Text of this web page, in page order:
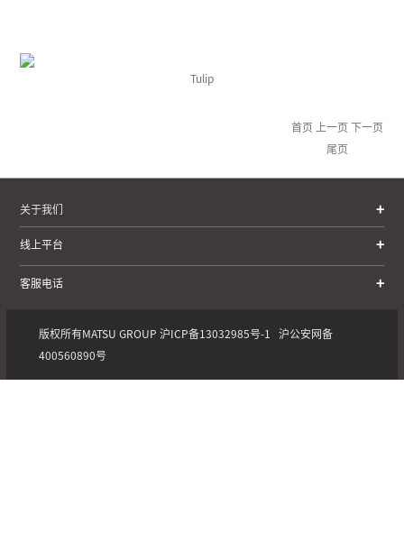
Tulip
首页 上一页 下一页
尾页
关于我们
线上平台
客服电话
版权所有MATSU GROUP 沪ICP备13032985号-1
沪公安网备
400560890号